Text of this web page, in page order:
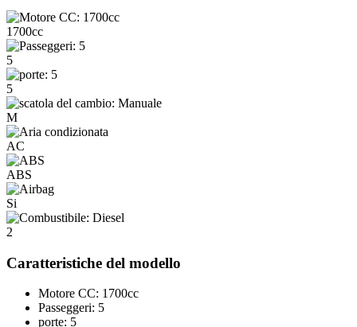
1700cc
5
5
M
AC
ABS
Si
2
Caratteristiche del modello
Motore CC: 1700cc
Passeggeri: 5
porte: 5